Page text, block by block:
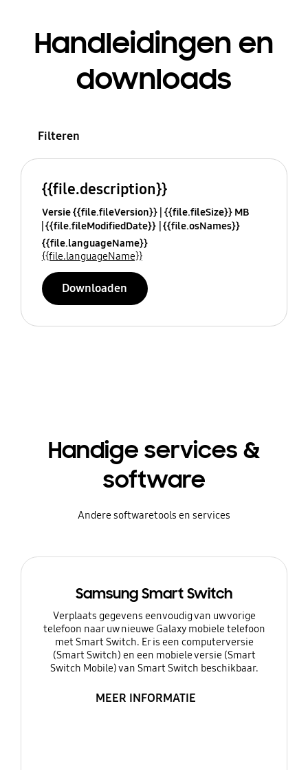
Handleidingen en
downloads
Filteren
{{file.description}}
Versie {{file.fileVersion}} {{file.fileSize}} MB
{{file.fileModifiedDate}} {{file.osNames}}
{{file.languageName}}
{{file.languageName}}
Downloaden
Handige services &
software
Andere softwaretools en services
Samsung Smart Switch
Verplaats gegevens eenvoudig van uw vorige
telefoon naar uw nieuwe Galaxy mobiele telefoon
met Smart Switch. Er is een computerversie
(Smart Switch) en een mobiele versie (Smart
Switch Mobile) van Smart Switch beschikbaar.
MEER INFORMATIE